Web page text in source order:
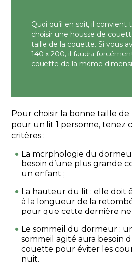
Quoi qu’il en soit, il convient
choisir une housse de
taille de la couette. Si vous
140 x 200, il faudra
couette de la même
Pour choisir la bonne taille
pour un lit 1 personne, tenez
critères :
La morphologie du
besoin d’une plus grande
un enfant ;
La hauteur du lit : elle doit
à la longueur de la
pour que cette dernière ne
Le sommeil du dormeur :
sommeil agité aura besoin
couette pour éviter les
nuit.